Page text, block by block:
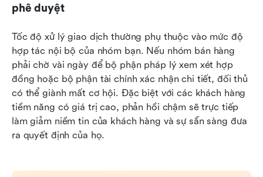
phê duyệt
Tốc độ xử lý giao dịch thường phụ thuộc vào mức độ
hợp tác nội bộ của nhóm bạn. Nếu nhóm bán hàng
phải chờ vài ngày để bộ phận pháp lý xem xét hợp
đồng hoặc bộ phận tài chính xác nhận chi tiết, đối thủ
có thể giành mất cơ hội. Đặc biệt với các khách hàng
tiềm năng có giá trị cao, phản hồi chậm sẽ trực tiếp
làm giảm niềm tin của khách hàng và sự sẵn sàng đưa
ra quyết định của họ.